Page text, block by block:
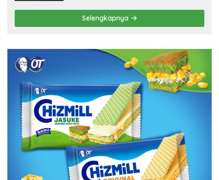
Selengkapnya